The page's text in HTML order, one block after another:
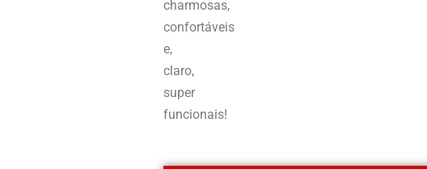
charmosas,
confortáveis
e,
claro,
super
funcionais!